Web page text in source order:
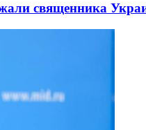
священника